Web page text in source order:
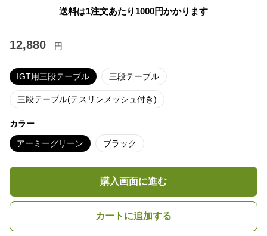
送料は1注文あたり 1000円かかります
12,880 円
IGT用三段テーブル 三段テーブル
三段テーブル(テスリンメッシュ付き)
カラー
アーミーグリーン ブラック
購入画面に進む
カートに追加する